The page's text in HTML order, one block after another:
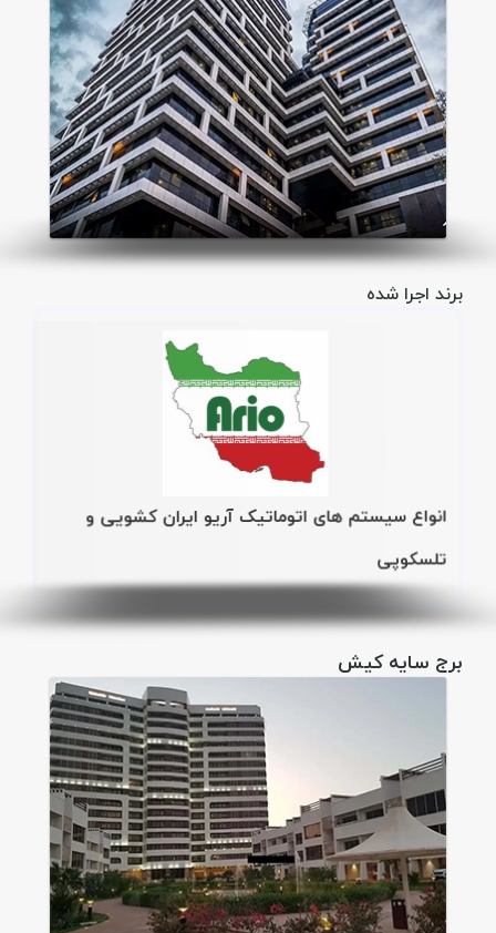
برند اجرا شده
انواع سیستم های اتوماتیک آریو ایران کشویی و
تلسکوپی
برج سایه کیش